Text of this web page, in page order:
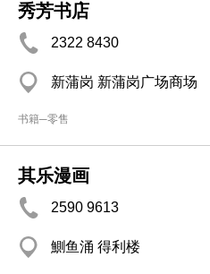
秀芳书店
2322 8430
新蒲岗 新蒲岗广场商场
书籍─零售
其乐漫画
2590 9613
鰂鱼涌 得利楼